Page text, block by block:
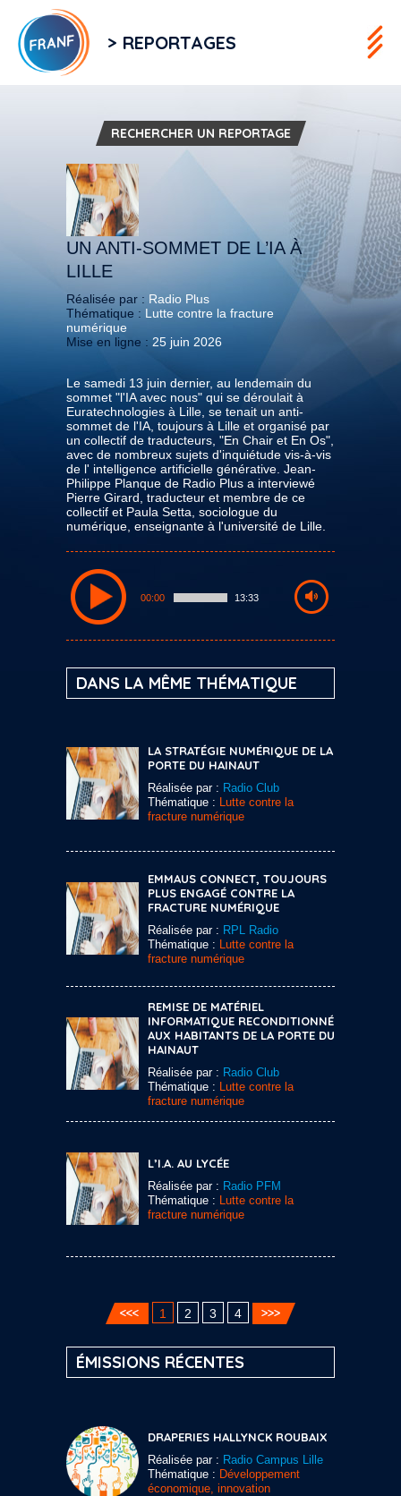
> REPORTAGES
RECHERCHER UN REPORTAGE
UN ANTI-SOMMET DE L’IA À
LILLE
Réalisée par : Radio Plus
Thématique : Lutte contre la fracture
numérique
Mise en ligne : 25 juin 2026
Le samedi 13 juin dernier, au lendemain du
sommet "l'IA avec nous" qui se déroulait à
Euratechnologies à Lille, se tenait un anti-
sommet de l'IA, toujours à Lille et organisé par
un collectif de traducteurs, "En Chair et En Os",
avec de nombreux sujets d'inquiétude vis-à-vis
de l' intelligence artificielle générative. Jean-
Philippe Planque de Radio Plus a interviewé
Pierre Girard, traducteur et membre de ce
collectif et Paula Setta, sociologue du
numérique, enseignante à l'université de Lille.
00:00 13:33
DANS LA MÊME THÉMATIQUE
LA STRATÉGIE NUMÉRIQUE DE LA
PORTE DU HAINAUT
Réalisée par : Radio Club
Thématique :
Lutte contre la
fracture numérique
EMMAUS CONNECT, TOUJOURS
PLUS ENGAGÉ CONTRE LA
FRACTURE NUMÉRIQUE
Réalisée par : RPL Radio
Thématique :
Lutte contre la
fracture numérique
REMISE DE MATÉRIEL
INFORMATIQUE RECONDITIONNÉ
AUX HABITANTS DE LA PORTE DU
HAINAUT
Réalisée par : Radio Club
Thématique :
Lutte contre la
fracture numérique
L’I.A. AU LYCÉE
Réalisée par : Radio PFM
Thématique :
Lutte contre la
fracture numérique
1 2 3 4
ÉMISSIONS RÉCENTES
DRAPERIES HALLYNCK ROUBAIX
Réalisée par : Radio Campus Lille
Thématique : Développement
économique, innovation